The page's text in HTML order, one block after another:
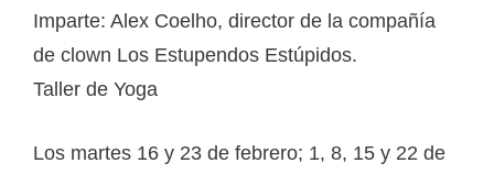
Imparte: Alex Coelho, director de la compañía
de clown Los Estupendos Estúpidos.
Taller de Yoga
Los martes 16 y 23 de febrero; 1, 8, 15 y 22 de